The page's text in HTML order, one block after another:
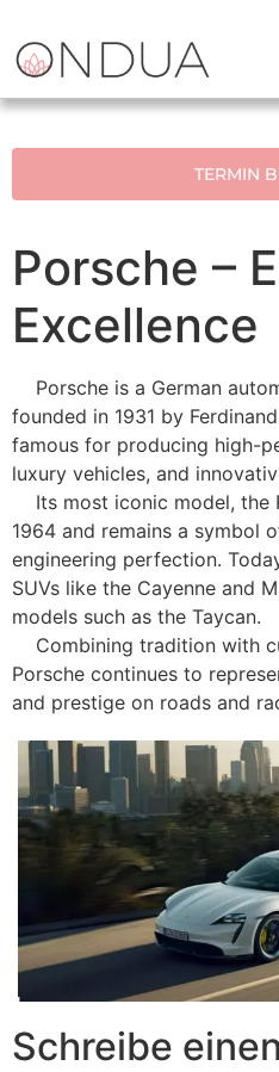
TERMIN
Porsche –
Excellence
Porsche is a German
founded in 1931 by
famous for producing high-
luxury vehicles, and
Its most iconic model, the
1964 and remains a symbol
engineering perfection.
SUVs like the Cayenne and
models such as the Taycan.
Combining tradition with
Porsche continues to
and prestige on roads and
Schreibe